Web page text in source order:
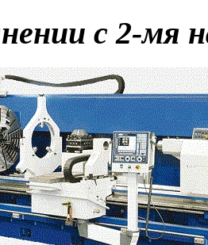
с 2-мя